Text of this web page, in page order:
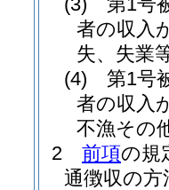
者の収入
失、失業
(4)
第1号
者の収入
不漁その
2
前項の規
通徴収の